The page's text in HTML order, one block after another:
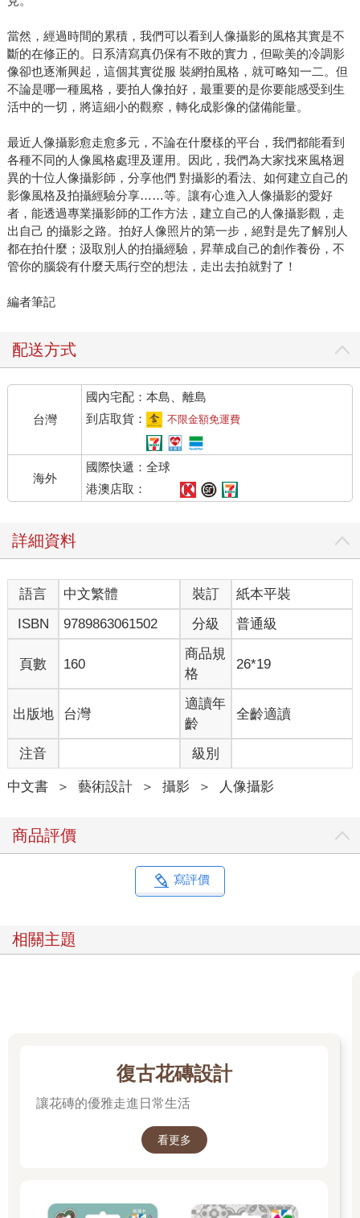
當然，經過時間的累積，我們可以看到人像攝影的風格其實是不
斷的在修正的。日系清寫真仍保有不敗的實力，但歐美的冷調影
像卻也逐漸興起，這個其實從服 裝網拍風格，就可略知一二。但
不論是哪一種風格，要拍人像拍好，最重要的是你要能感受到生
活中的一切，將這細小的觀察，轉化成影像的儲備能量。
最近人像攝影愈走愈多元，不論在什麼樣的平台，我們都能看到
各種不同的人像風格處理及運用。因此，我們為大家找來風格迥
異的十位人像攝影師，分享他們 對攝影的看法、如何建立自己的
影像風格及拍攝經驗分享……等。讓有心進入人像攝影的愛好
者，能透過專業攝影師的工作方法，建立自己的人像攝影觀，走
出自己 的攝影之路。拍好人像照片的第一步，絕對是先了解別人
都在拍什麼；汲取別人的拍攝經驗，昇華成自己的創作養份，不
管你的腦袋有什麼天馬行空的想法，走出去拍就對了！
編者筆記
配送方式
台灣
國內宅配：本島、離島
到店取貨：
不限金額免運費
海外
國際快遞：全球
港澳店取：
詳細資料
語言 中文繁體 裝訂
紙本平裝
ISBN
9789863061502 分級 普通級
頁數 160
商品規
格
26*19
出版地 台灣
適讀年
齡
全齡適讀
注音 級別
中文書 ＞ 藝術設計 ＞ 攝影 ＞ 人像攝影
商品評價
寫評價
相關主題
復古花磚設計
讓花磚的優雅走進日常生活
看更多